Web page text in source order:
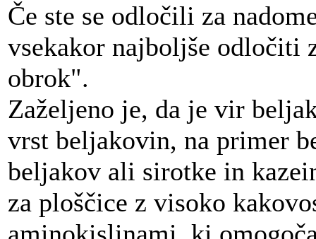
Če ste se odločili za
vsekakor najboljše odločiti
obrok".
Zaželjeno je, da je vir
vrst beljakovin, na primer
beljakov ali sirotke in
za ploščice z visoko